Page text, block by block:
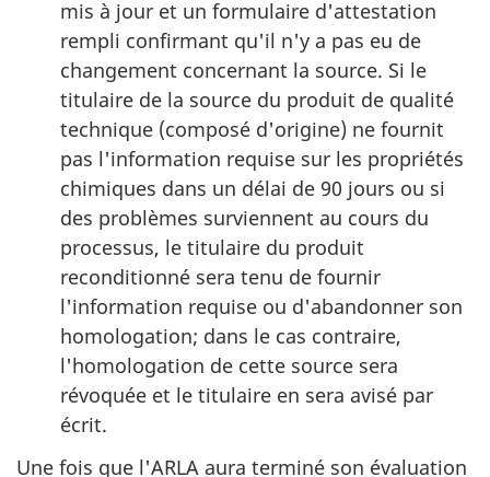
mis à jour et un formulaire d'attestation
rempli confirmant qu'il n'y a pas eu de
changement concernant la source. Si le
titulaire de la source du produit de qualité
technique (composé d'origine) ne fournit
pas l'information requise sur les propriétés
chimiques dans un délai de 90 jours ou si
des problèmes surviennent au cours du
processus, le titulaire du produit
reconditionné sera tenu de fournir
l'information requise ou d'abandonner son
homologation; dans le cas contraire,
l'homologation de cette source sera
révoquée et le titulaire en sera avisé par
écrit.
Une fois que l'ARLA aura terminé son évaluation